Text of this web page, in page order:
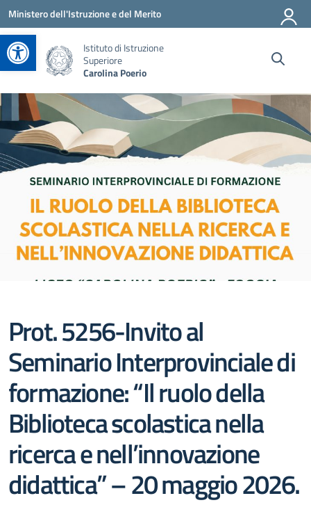
Apri la barra degli strumenti
Vai ai contenuti
Vai al menu di navigazione
Vai al footer
Ministero dell'Istruzione e del Merito
Istituto di Istruzione
Superiore
Carolina Poerio
Prot. 5256-Invito al
Seminario Interprovinciale di
formazione: “Il ruolo della
Biblioteca scolastica nella
ricerca e nell’innovazione
didattica” – 20 maggio 2026.